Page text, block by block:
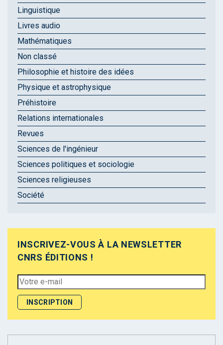
Linguistique
Livres audio
Mathématiques
Non classé
Philosophie et histoire des idées
Physique et astrophysique
Préhistoire
Relations internationales
Revues
Sciences de l'ingénieur
Sciences politiques et sociologie
Sciences religieuses
Société
INSCRIVEZ-VOUS À LA NEWSLETTER
CNRS ÉDITIONS !